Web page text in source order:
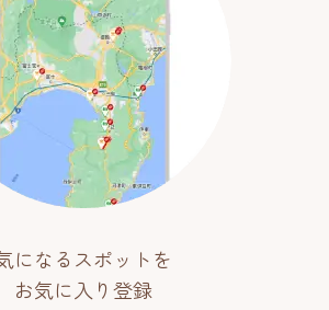
になるスポットを
お気に入り登録